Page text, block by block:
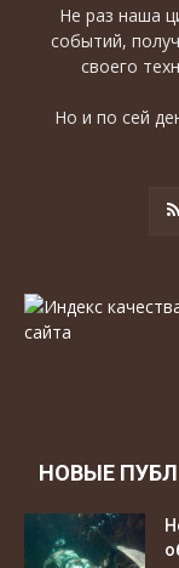
Не раз наша
событий,
своего
Но и по сей
НОВЫЕ